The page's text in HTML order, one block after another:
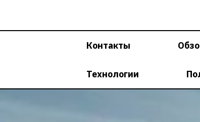
Контакты
Технологии